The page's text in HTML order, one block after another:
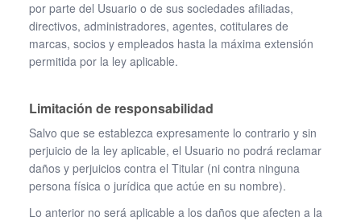
por parte del Usuario o de sus sociedades afiliadas,
directivos, administradores, agentes, cotitulares de
marcas, socios y empleados hasta la máxima extensión
permitida por la ley aplicable.
Limitación de responsabilidad
Salvo que se establezca expresamente lo contrario y sin
perjuicio de la ley aplicable, el Usuario no podrá reclamar
daños y perjuicios contra el Titular (ni contra ninguna
persona física o jurídica que actúe en su nombre).
Lo anterior no será aplicable a los daños que afecten a la